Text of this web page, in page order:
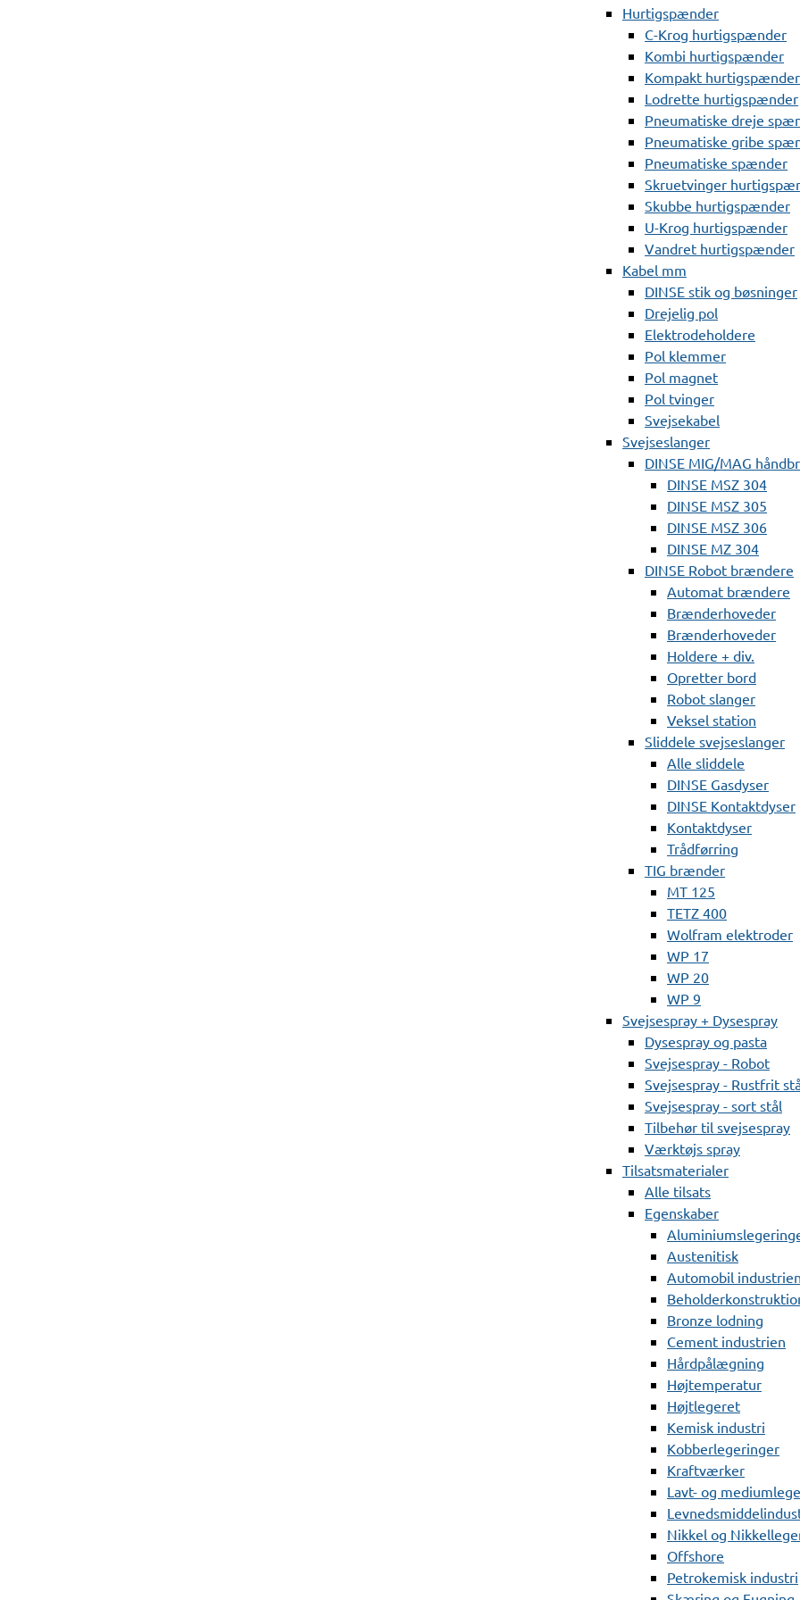
Hurtigspænder
C-Krog hurtigspænder
Kombi hurtigspænder
Kompakt hurtigspænder
Lodrette hurtigspænder
Pneumatiske dreje
Pneumatiske gribe
Pneumatiske spænder
Skruetvinger
Skubbe hurtigspænder
U-Krog hurtigspænder
Vandret hurtigspænder
Kabel mm
DINSE stik og bøsninger
Drejelig pol
Elektrodeholdere
Pol klemmer
Pol magnet
Pol tvinger
Svejsekabel
Svejseslanger
DINSE MIG/MAG
DINSE MSZ 304
DINSE MSZ 305
DINSE MSZ 306
DINSE MZ 304
DINSE Robot brændere
Automat brændere
Brænderhoveder
Brænderhoveder
Holdere + div.
Opretter bord
Robot slanger
Veksel station
Sliddele svejseslanger
Alle sliddele
DINSE Gasdyser
DINSE Kontaktdyser
Kontaktdyser
Trådførring
TIG brænder
MT 125
TETZ 400
Wolfram elektroder
WP 17
WP 20
WP 9
Svejsespray + Dysespray
Dysespray og pasta
Svejsespray - Robot
Svejsespray - Rustfrit
Svejsespray - sort stål
Tilbehør til svejsespray
Værktøjs spray
Tilsatsmaterialer
Alle tilsats
Egenskaber
Austenitisk
Automobil industrien
Bronze lodning
Cement industrien
Hårdpålægning
Højtemperatur
Højtlegeret
Kemisk industri
Kobberlegeringer
Kraftværker
Lavt- og
Nikkel og
Offshore
Petrokemisk industri